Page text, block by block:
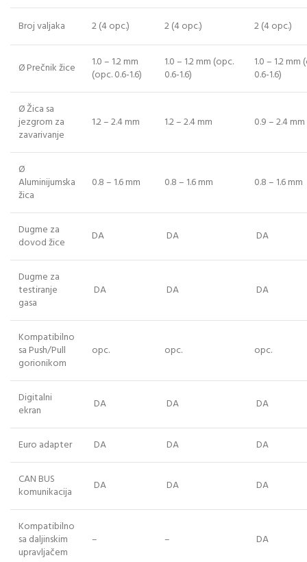
Broj valjaka 2 (4 opc.) 2 (4 opc.) 2 (4 opc.)
Ø Prečnik žice
1.0 – 1.2 mm
(opc. 0.6-1.6)
1.0 – 1.2 mm (opc.
0.6-1.6)
1.0 – 1.2 mm
0.6-1.6)
Ø Žica sa
jezgrom za
zavarivanje
1.2 – 2.4 mm 1.2 – 2.4 mm 0.9 – 2.4 mm
Ø
Aluminijumska
žica
0.8 – 1.6 mm 0.8 – 1.6 mm 0.8 – 1.6 mm
Dugme za
dovod žice
DA DA DA
Dugme za
testiranje
gasa
DA DA DA
Kompatibilno
sa Push/Pull
gorionikom
opc. opc. opc.
Digitalni
ekran
DA DA DA
Euro adapter DA DA DA
CAN BUS
komunikacija
DA DA DA
Kompatibilno
sa daljinskim
upravljačem
– – DA